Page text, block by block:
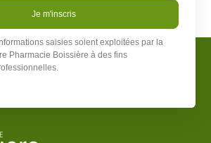
Je m'inscris
saisies soient exploitées par la
Pharmacie Boissière à des fins